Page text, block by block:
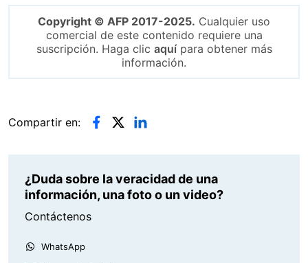
Copyright © AFP 2017-2025. Cualquier uso
comercial de este contenido requiere una
suscripción. Haga clic aquípara obtener más
información.
Compartir en:
¿Duda sobre la veracidad de una
información, una foto o un video?
Contáctenos
WhatsApp